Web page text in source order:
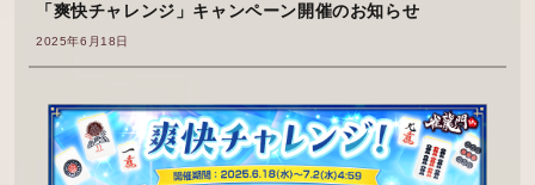
「爽快チャレンジ」キャンペーン開催のお知らせ
2025年6月18日